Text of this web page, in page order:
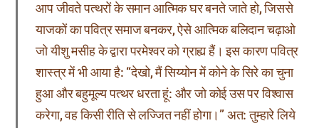
आप जीवते पत्थरों के समान आत्मिक घर बनते जाते हो, जिससे
याजकों का पवित्र समाज बनकर, ऐसे आत्मिक बलिदान चढ़ाओ
जो यीशु मसीह के द्वारा परमेश्वर को ग्राह्य हैं। इस कारण पवित्र
शास्त्र में भी आया है: “देखो, मैं सिय्योन में कोने के सिरे का चुना
हुआ और बहुमूल्य पत्थर धरता हूं: और जो कोई उस पर विश्वास
करेगा, वह किसी रीति से लज्जित नहीं होगा।” अत: तुम्हारे लिये